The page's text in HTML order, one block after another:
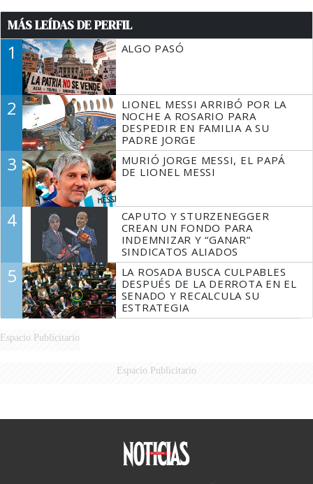
MÁS LEÍDAS DE PERFIL
1 ALGO PASÓ
2
LIONEL MESSI ARRIBÓ POR LA
NOCHE A ROSARIO PARA
DESPEDIR EN FAMILIA A SU
PADRE JORGE
3
MURIÓ JORGE MESSI, EL PAPÁ
DE LIONEL MESSI
4
CAPUTO Y STURZENEGGER
CREAN UN FONDO PARA
INDEMNIZAR Y “GANAR”
SINDICATOS ALIADOS
5
LA ROSADA BUSCA CULPABLES
DESPUÉS DE LA DERROTA EN EL
SENADO Y RECALCULA SU
ESTRATEGIA
Espacio Publicitario
Espacio Publicitario